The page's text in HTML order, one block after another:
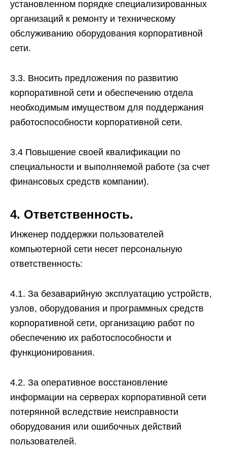
установленном порядке специализированных
организаций к ремонту и техническому
обслуживанию оборудования корпоративной
сети.
3.3. Вносить предложения по развитию
корпоративной сети и обеспечению отдела
необходимым имуществом для поддержания
работоспособности корпоративной сети.
3.4 Повышение своей квалификации по
специальности и выполняемой работе (за счет
финансовых средств компании).
4. Ответственность.
Инженер поддержки пользователей
компьютерной сети несет персональную
ответственность:
4.1. За безаварийную эксплуатацию устройств,
узлов, оборудования и программных средств
корпоративной сети, организацию работ по
обеспечению их работоспособности и
функционирования.
4.2. За оперативное восстановление
информации на серверах корпоративной сети
потерянной вследствие неисправности
оборудования или ошибочных действий
пользователей.